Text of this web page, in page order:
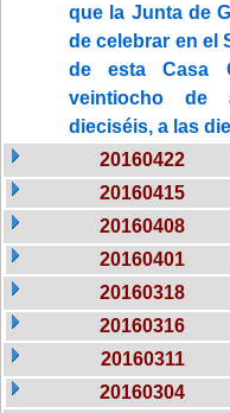
que la Junta de
de celebrar en el
de esta Casa
veintiocho
dieciséis, a las
20160422
20160415
20160408
20160401
20160318
20160316
20160311
20160304